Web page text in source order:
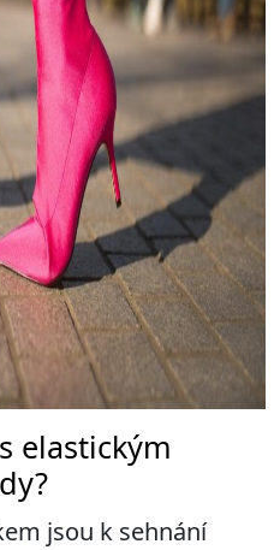
elastickým
jsou k sehnání